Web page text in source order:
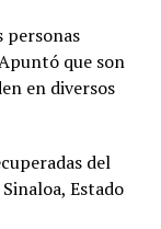
personas
que son
en diversos
del
Estado